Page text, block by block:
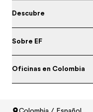
Descubre
Sobre EF
Oficinas en Colombia
Colombia / Español